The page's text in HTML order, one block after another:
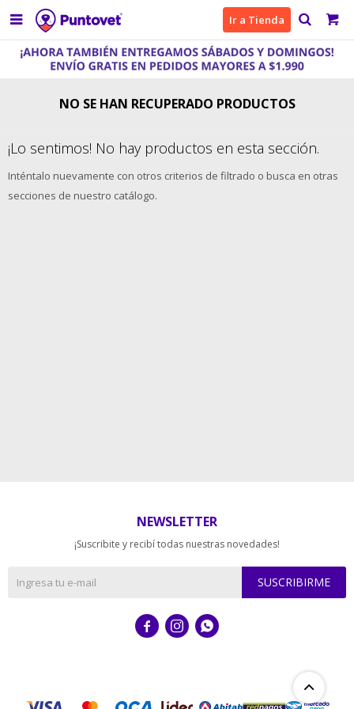
 Ir a Tienda
NO SE HAN RECUPERADO PRODUCTOS
¡Lo sentimos! No hay productos en esta sección.
Inténtalo nuevamente con otros criterios de filtrado o busca en otras
secciones de nuestro catálogo.
NEWSLETTER
¡Suscribite y recibí todas nuestras novedades!
SUSCRIBIRME
  